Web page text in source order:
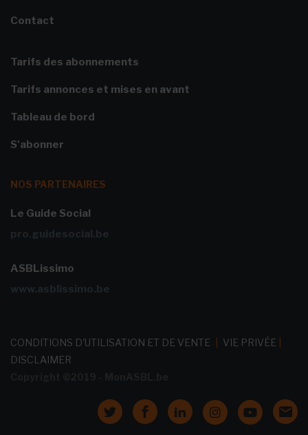
Contact
Tarifs des abonnements
Tarifs annonces et mises en avant
Tableau de bord
S'abonner
NOS PARTENAIRES
Le Guide Social
pro.guidesocial.be
ASBLissimo
www.asblissimo.be
CONDITIONS D'UTILISATION ET DE VENTE VIE PRIVÉE
DISCLAIMER